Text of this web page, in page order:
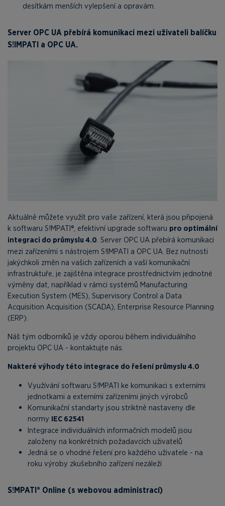
desítkám menších vylepšení a opravám.
Server OPC UA přebírá komunikaci mezi uživateli balíčku
S!IMPATI a OPC UA.
Aktuálně můžete využít pro vaše zařízení, která jsou připojená
k softwaru S!MPATI®, efektivní upgrade softwaru pro optimální
integraci do průmyslu 4.0 . Server OPC UA přebírá komunikaci
mezi zařízeními s nástrojem S!IMPATI a OPC UA. Bez nutnosti
jakýchkoli změn na vašich zařízeních a vaší komunikační
infrastruktuře, je zajištěna integrace prostřednictvím jednotné
výměny dat, například v rámci systémů Manufacturing
Execution System (MES), Supervisory Control a Data
Acquisition Acquisition (SCADA), Enterprise Resource Planning
(ERP).
Náš tým odborníků je vždy oporou během individuálního
projektu OPC UA - kontaktujte nás.
Nakteré výhody této integrace do řešení průmyslu 4.0
Využívání softwaru S!MPATI ke komunikaci s externími
jednotkami a externími zařízeními jiných výrobců
Komunikační standarty jsou striktně nastaveny dle
normy IEC 62541
Integrace individuálních informačních modelů jsou
založeny na konkrétních požadavcích uživatelů
Jedná se o vhodné řešení pro každého uživatele - na
roku výroby zkušebního zařízení nezáleží
S!MPATI® Online (s webovou administrací)